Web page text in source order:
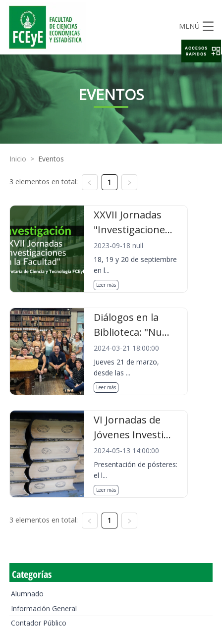
MENÚ
EVENTOS
Inicio > Eventos
3 elementos en total: 1
XXVII Jornadas
"Investigacione...
2023-09-18 null
18, 19 y 20 de septiembre
en l...
Leer más
Diálogos en la
Biblioteca: "Nu...
2024-03-21 18:00:00
Jueves 21 de marzo,
desde las ...
Leer más
VI Jornadas de
Jóvenes Investi...
2024-05-13 14:00:00
Presentación de pósteres:
el l...
Leer más
3 elementos en total: 1
Categorías
Alumnado
Información General
Contador Público
ACCESOS
RAPIDOS